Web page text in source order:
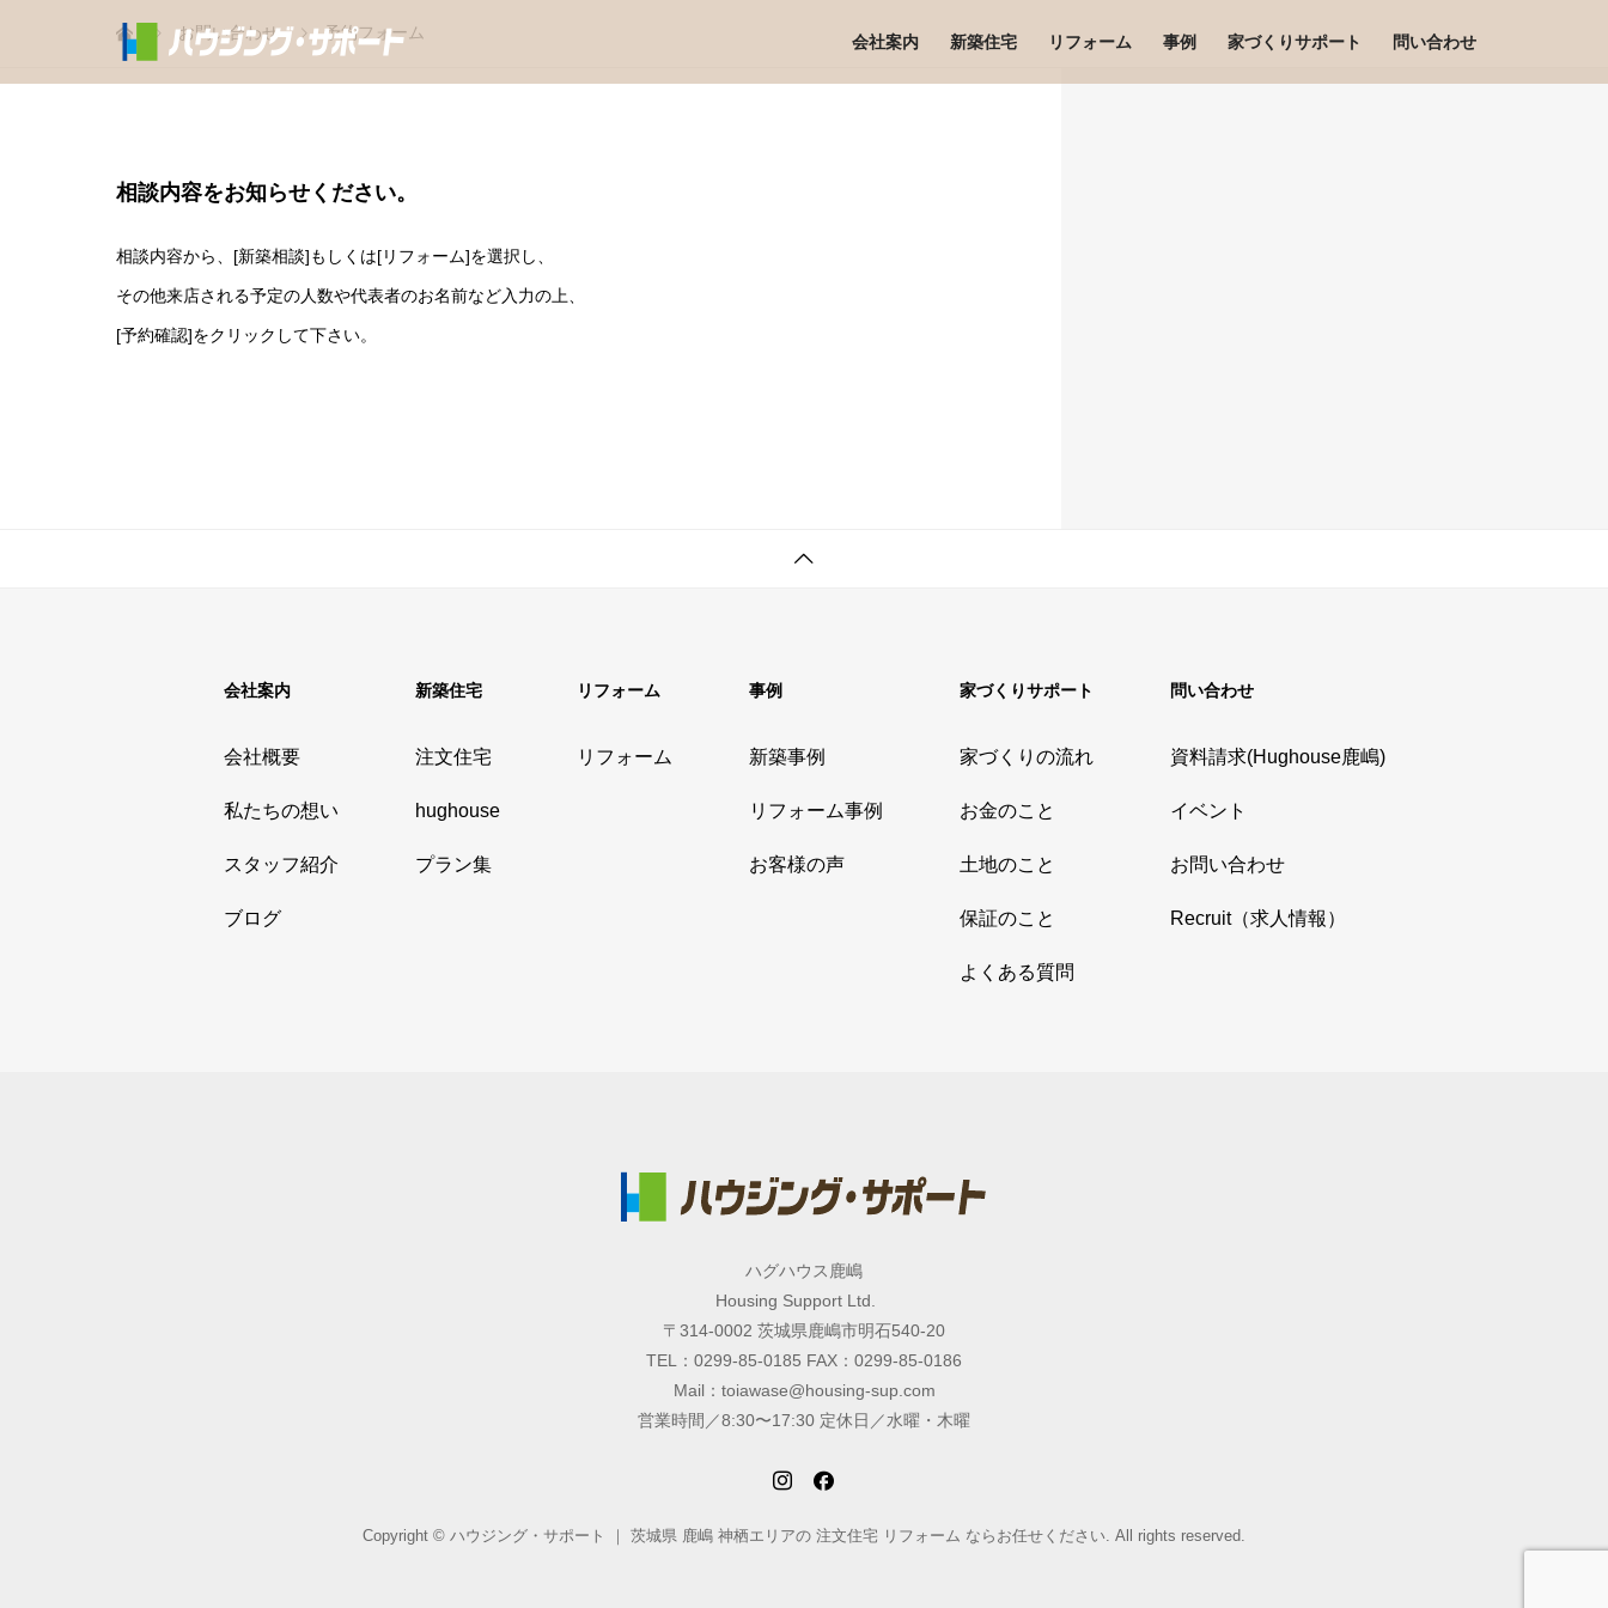
会社案内 新築住宅 リフォーム 事例 家づくりサポート 問い合わせ
お問い合わせ 予約フォーム
相談内容をお知らせください。
相談内容から、[新築相談]もしくは[リフォーム]を選択し、
その他来店される予定の人数や代表者のお名前など入力の上、
[予約確認]をクリックして下さい。
会社案内
会社概要
私たちの想い
スタッフ紹介
ブログ
新築住宅
注文住宅
hughouse
プラン集
リフォーム
リフォーム
事例
新築事例
リフォーム事例
お客様の声
家づくりサポート
家づくりの流れ
お金のこと
土地のこと
保証のこと
よくある質問
問い合わせ
資料請求(Hughouse鹿嶋)
イベント
お問い合わせ
Recruit（求人情報）
ハグハウス鹿嶋
Housing Support Ltd.
〒314-0002 茨城県鹿嶋市明石540-20
TEL：0299-85-0185 FAX：0299-85-0186
Mail：toiawase@housing-sup.com
営業時間／8:30〜17:30 定休日／水曜・木曜
Copyright © ハウジング・サポート ｜ 茨城県 鹿嶋 神栖エリアの 注文住宅 リフォーム ならお任せください. All rights reserved.